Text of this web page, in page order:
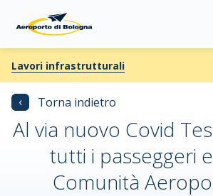
Lavori infrastrutturali
‹ Torna indietro
Al via nuovo Covid
tutti i passeggeri
Comunità